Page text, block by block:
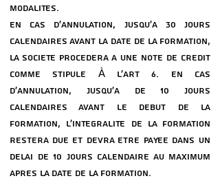
MODALITeS.
EN CAS D’ANNULATION, JUSQU’a 30 JOURS
CALENDAIRES AVANT LA DATE DE LA FORMATION,
LA SOCIeTe PROCeDERA a UNE NOTE DE CReDIT
COMME STIPULe À L’ART 6. EN CAS
D’ANNULATION, JUSQU’a DE 10 JOURS
CALENDAIRES AVANT LE DeBUT DE LA
FORMATION, L’INTeGRALITe DE LA FORMATION
RESTERA DUE ET DEVRA eTRE PAYeE DANS UN
DeLAI DE 10 JOURS CALENDAIRE AU MAXIMUM
APReS LA DATE DE LA FORMATION.